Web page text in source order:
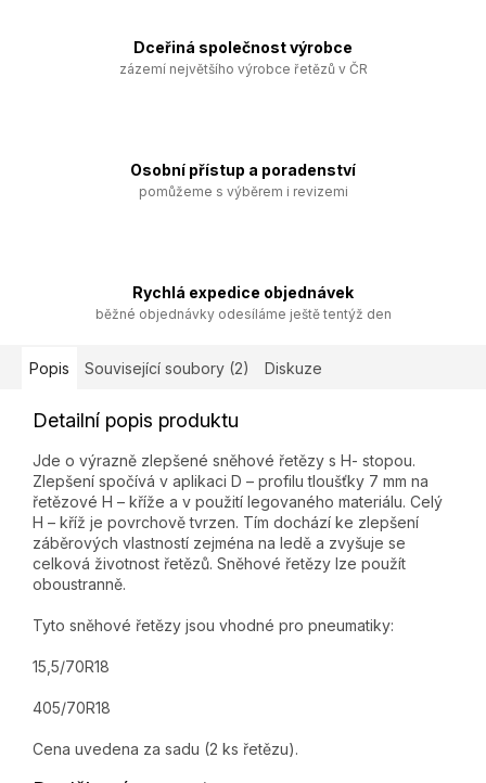
Dceřiná společnost výrobce
zázemí největšího výrobce řetězů v ČR
Osobní přístup a poradenství
pomůžeme s výběrem i revizemi
Rychlá expedice objednávek
běžné objednávky odesíláme ještě tentýž den
Popis Související soubory (2) Diskuze
Detailní popis produktu
Jde o výrazně zlepšené sněhové řetězy s H- stopou.
Zlepšení spočívá v aplikaci D – profilu tloušťky 7 mm na
řetězové H – kříže a v použití legovaného materiálu. Celý
H – kříž je povrchově tvrzen. Tím dochází ke zlepšení
záběrových vlastností zejména na ledě a zvyšuje se
celková životnost řetězů. Sněhové řetězy lze použít
oboustranně.
Tyto sněhové řetězy jsou vhodné pro pneumatiky:
15,5/70R18
405/70R18
Cena uvedena za sadu (2 ks řetězu).